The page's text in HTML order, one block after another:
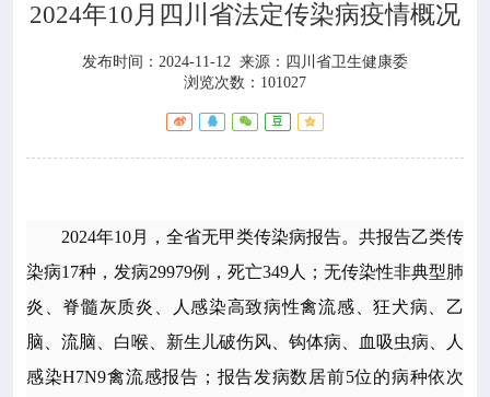
新闻动态 
科研培训 
科普园地 
2024年10月四川省法定传染病疫情概况
发布时间：2024-11-12 来源： 四川省卫生健康委
浏览次数：101027
2024年10月，全省无甲类传染病报告。共报告乙类传
染病17种，发病29979例，死亡349人；无传染性非典型肺
炎、脊髓灰质炎、人感染高致病性禽流感、狂犬病、乙
脑、流脑、白喉、新生儿破伤风、钩体病、血吸虫病、人
感染H7N9禽流感报告；报告发病数居前5位的病种依次